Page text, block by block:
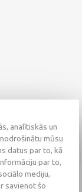
analītiskās un
mūsu
datus par to, kā
par to,
mediju,
savienot šo